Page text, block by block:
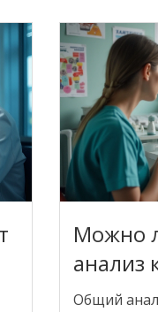
о
нарушений,
что делать
как
стадии и
Можно
анализ
Общий